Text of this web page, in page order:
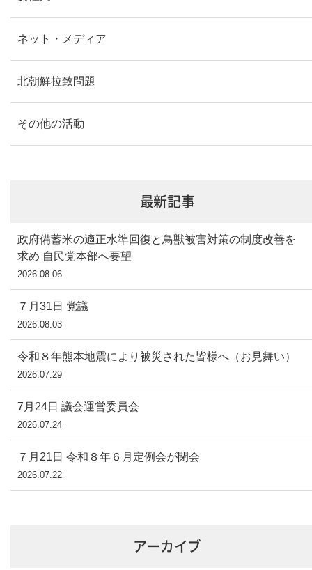
ネット・メディア
北朝鮮拉致問題
その他の活動
最新記事
政府備蓄米の適正水準回復と鳥獣被害対策の制度改善を
求め 自民党本部へ要望
2026.08.06
７月31日 党議
2026.08.03
令和８年熊本地震により被災された皆様へ（お見舞い）
2026.07.29
7月24日 議会運営委員会
2026.07.24
７月21日 令和８年６月定例会が閉会
2026.07.22
アーカイブ